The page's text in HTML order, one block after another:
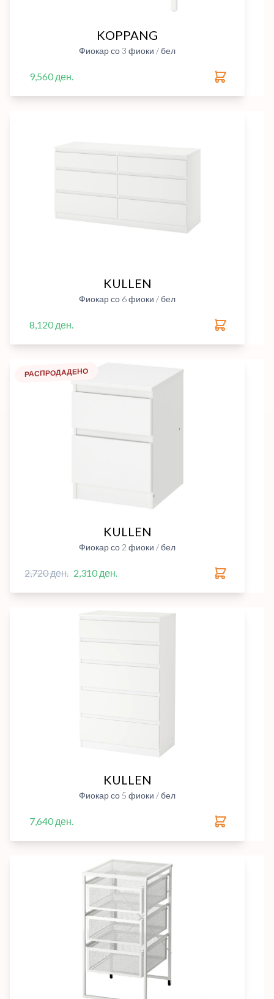
KOPPANG
Фиокар со 3 фиоки / бел
9,560 ден.
KULLEN
Фиокар со 6 фиоки / бел
8,120 ден.
РАСПРОДАДЕНО
KULLEN
Фиокар со 2 фиоки / бел
2,720 ден. 2,310 ден.
KULLEN
Фиокар со 5 фиоки / бел
7,640 ден.